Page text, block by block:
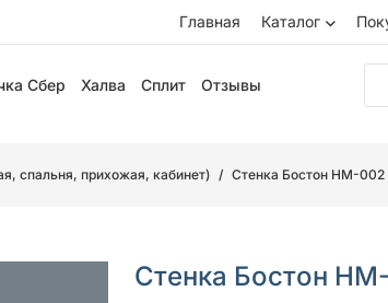
Главная Каталог
Сбер Халва Сплит Отзывы
спальня, прихожая, кабинет) Стенка Бостон НМ-002
Стенка Бостон